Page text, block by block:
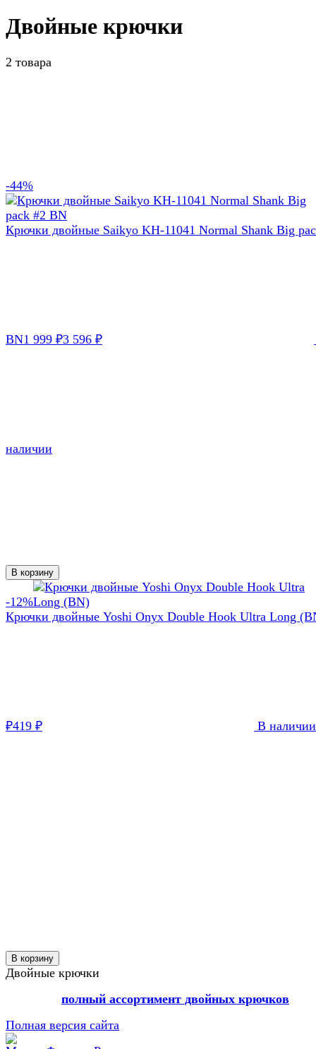
Двойные крючки
2 товара
-44%
Крючки двойные Saikyo KH-11041 Normal Shank Big
BN1 999 ₽3 596 ₽
наличии
В корзину
-12%
Крючки двойные Yoshi Onyx Double Hook Ultra Long
₽419 ₽ В наличии
В корзину
Двойные крючки
полный ассортимент двойных крючков
Полная версия сайта